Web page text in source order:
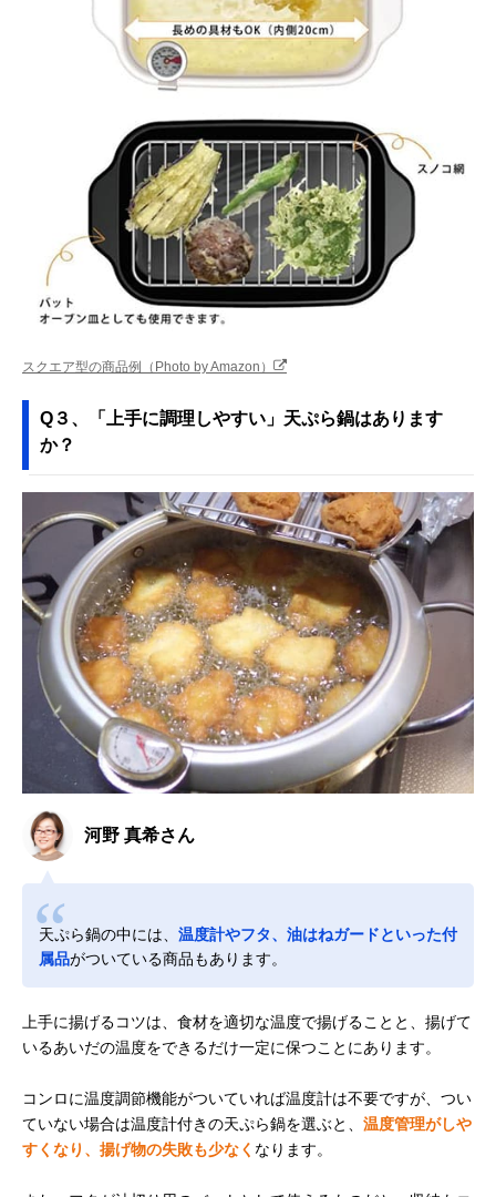
スクエア型の商品例（Photo by Amazon）
Q３、「上手に調理しやすい」天ぷら鍋はあります
か？
河野 真希さん
天ぷら鍋の中には、 温度計やフタ、油はねガードといった付
属品がついている商品もあります。
上手に揚げるコツは、食材を適切な温度で揚げることと、揚げて
いるあいだの温度をできるだけ一定に保つことにあります。
コンロに温度調節機能がついていれば温度計は不要ですが、つい
ていない場合は温度計付きの天ぷら鍋を選ぶと、 温度管理がしや
すくなり、揚げ物の失敗も少なく なります。